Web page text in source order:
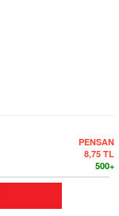
PENSAN
8,75 TL
500+